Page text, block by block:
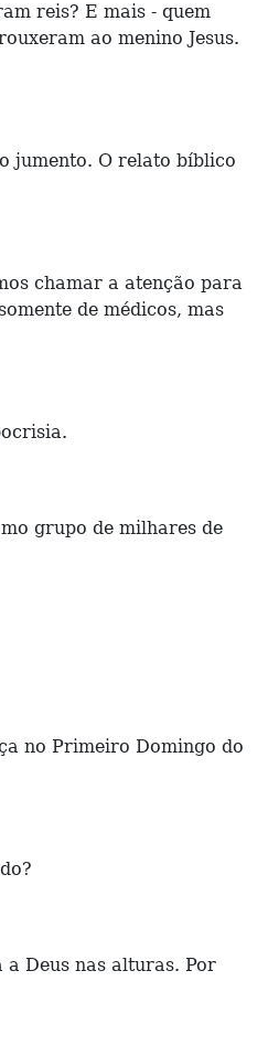
reis? E mais - quem
ao menino Jesus.
jumento. O relato bíblico
chamar a atenção para
de médicos, mas
grupo de milhares de
no Primeiro Domingo do
Deus nas alturas. Por